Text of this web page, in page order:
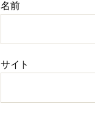
名前
サイト